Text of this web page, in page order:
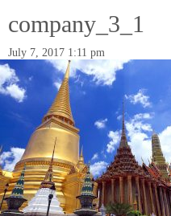
company_3_1
July 7, 2017 1:11 pm